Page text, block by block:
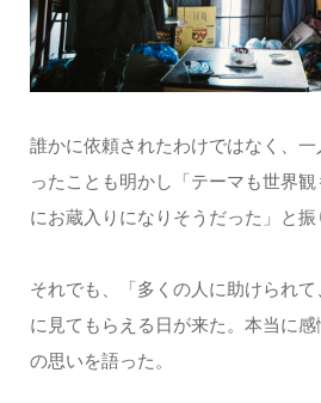
誰かに依頼されたわけではなく、
ったことも明かし「テーマも世界
にお蔵入りになりそうだった」と振
それでも、「多くの人に助けられ
に見てもらえる日が来た。本当に
の思いを語った。